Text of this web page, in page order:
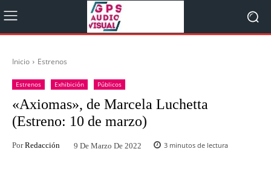
Inicio Estrenos
Estrenos Exhibición Públicos
«Axiomas», de Marcela Luchetta
(Estreno: 10 de marzo)
Por Redacción 9 De Marzo De 2022 3 minutos de lectura